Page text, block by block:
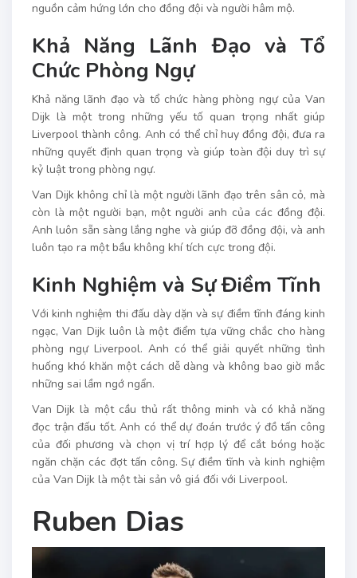
nguồn cảm hứng lớn cho đồng đội và người hâm mộ.
Khả Năng Lãnh Đạo và Tổ
Chức Phòng Ngự
Khả năng lãnh đạo và tổ chức hàng phòng ngự của Van
Dijk là một trong những yếu tố quan trọng nhất giúp
Liverpool thành công. Anh có thể chỉ huy đồng đội, đưa ra
những quyết định quan trọng và giúp toàn đội duy trì sự
kỷ luật trong phòng ngự.
Van Dijk không chỉ là một người lãnh đạo trên sân cỏ, mà
còn là một người bạn, một người anh của các đồng đội.
Anh luôn sẵn sàng lắng nghe và giúp đỡ đồng đội, và anh
luôn tạo ra một bầu không khí tích cực trong đội.
Kinh Nghiệm và Sự Điềm Tĩnh
Với kinh nghiệm thi đấu dày dặn và sự điềm tĩnh đáng kinh
ngạc, Van Dijk luôn là một điểm tựa vững chắc cho hàng
phòng ngự Liverpool. Anh có thể giải quyết những tình
huống khó khăn một cách dễ dàng và không bao giờ mắc
những sai lầm ngớ ngẩn.
Van Dijk là một cầu thủ rất thông minh và có khả năng
đọc trận đấu tốt. Anh có thể dự đoán trước ý đồ tấn công
của đối phương và chọn vị trí hợp lý để cắt bóng hoặc
ngăn chặn các đợt tấn công. Sự điềm tĩnh và kinh nghiệm
của Van Dijk là một tài sản vô giá đối với Liverpool.
Ruben Dias